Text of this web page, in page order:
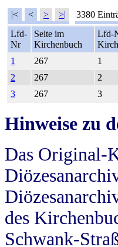
|< < > >| 3380
Lfd-
Nr
Seite im
Kirchenbuch
Lfd-
1
267 1
2
267 2
3
267 3
Hinweise zu
Das Original-
des
Schwank-